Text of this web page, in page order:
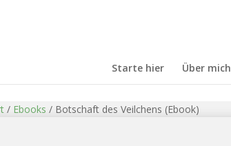
Starte hier Über mich
/ Ebooks / Botschaft des Veilchens (Ebook)